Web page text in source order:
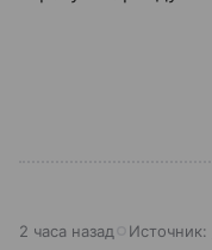
2 часа назад Источник: